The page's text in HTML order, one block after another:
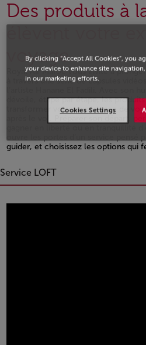
Des produits à
élèvent votre
voyage.
Royal Air Maroc vous invite à
à travers une série de capsules
dévoile, étape par étape, les
transformer votre expérience de
guider, et choisissez les options qui
Service LOFT
By clicking “Accept All Cookies”, you
your device to enhance site
in our marketing efforts.
Cookies Settings